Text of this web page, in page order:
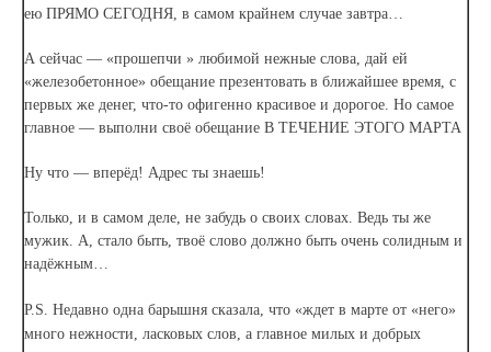
ею ПРЯМО СЕГОДНЯ, в самом крайнем случае завтра…
А сейчас — «прошепчи » любимой нежные слова, дай ей
«железобетонное» обещание презентовать в ближайшее время, с
первых же денег, что-то офигенно красивое и дорогое. Но самое
главное — выполни своё обещание В ТЕЧЕНИЕ ЭТОГО МАРТА
Ну что — вперёд! Адрес ты знаешь!
Только, и в самом деле, не забудь о своих словах. Ведь ты же
мужик. А, стало быть, твоё слово должно быть очень солидным и
надёжным…
P.S. Недавно одна барышня сказала, что «ждет в марте от «него»
много нежности, ласковых слов, а главное милых и добрых